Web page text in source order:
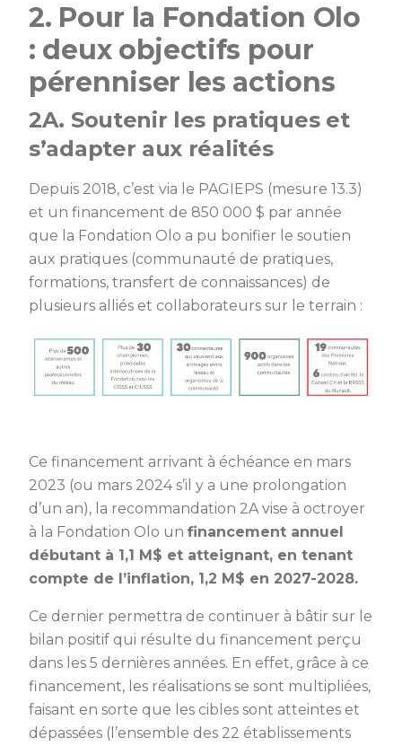
2. Pour la Fondation Olo
: deux objectifs pour
pérenniser les actions
2A. Soutenir les pratiques et
s’adapter aux réalités
Depuis 2018, c’est via le PAGIEPS (mesure 13.3)
et un financement de 850 000 $ par année
que la Fondation Olo a pu bonifier le soutien
aux pratiques (communauté de pratiques,
formations, transfert de connaissances) de
plusieurs alliés et collaborateurs sur le terrain :
Ce financement arrivant à échéance en mars
2023 (ou mars 2024 s’il y a une prolongation
d’un an), la recommandation 2A vise à octroyer
à la Fondation Olo un financement annuel
débutant à 1,1 M$ et atteignant, en tenant
compte de l’inflation, 1,2 M$ en 2027-2028.
Ce dernier permettra de continuer à bâtir sur le
bilan positif qui résulte du financement perçu
dans les 5 dernières années. En effet, grâce à ce
financement, les réalisations se sont multipliées,
faisant en sorte que les cibles sont atteintes et
dépassées (l’ensemble des 22 établissements